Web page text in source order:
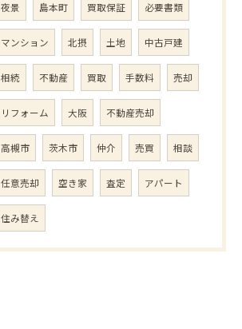
夜景 島本町 買取保証 必要書類
マンション 北摂 土地 中古戸建
相続 不動産 買取 手数料 売却
リフォーム 大阪 不動産売却
高槻市 茨木市 仲介 売買 相談
任意売却 空き家 査定 アパート
住み替え